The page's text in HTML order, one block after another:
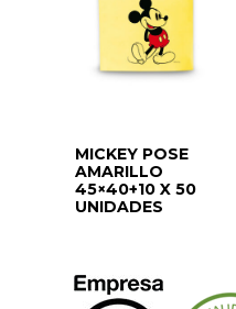
MICKEY POSE
AMARILLO
45×40+10 X 50
UNIDADES